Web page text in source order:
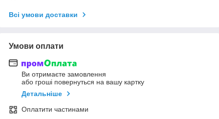
Всі умови доставки
Умови оплати
Ви отримаєте замовлення
або гроші повернуться на вашу картку
Детальніше
Оплатити частинами